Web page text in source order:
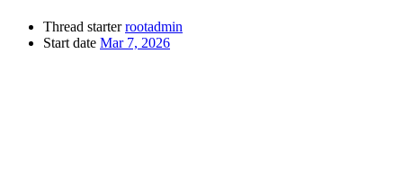
Thread starter rootadmin
Start date Mar 7, 2026